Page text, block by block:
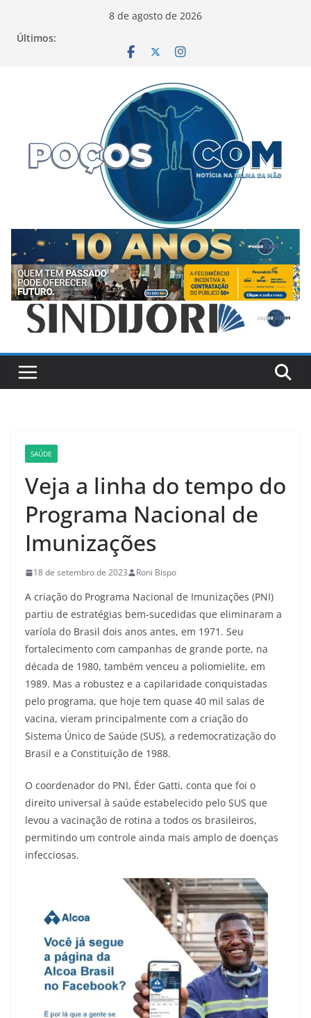
8 de agosto de 2026
Últimos:
SAÚDE
Veja a linha do tempo do
Programa Nacional de
Imunizações
18 de setembro de 2023 Roni Bispo
A criação do Programa Nacional de Imunizações (PNI)
partiu de estratégias bem-sucedidas que eliminaram a
varíola do Brasil dois anos antes, em 1971. Seu
fortalecimento com campanhas de grande porte, na
década de 1980, também venceu a poliomielite, em
1989. Mas a robustez e a capilaridade conquistadas
pelo programa, que hoje tem quase 40 mil salas de
vacina, vieram principalmente com a criação do
Sistema Único de Saúde (SUS), a redemocratização do
Brasil e a Constituição de 1988.
O coordenador do PNI, Éder Gatti, conta que foi o
direito universal à saúde estabelecido pelo SUS que
levou a vacinação de rotina a todos os brasileiros,
permitindo um controle ainda mais amplo de doenças
infecciosas.